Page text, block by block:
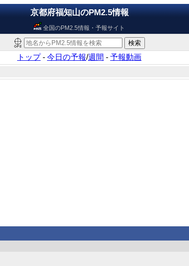
京都府福知山のPM2.5情報
全国のPM2.5情報・予報サイト
トップ- 今日の予報/週間 - 予報動画